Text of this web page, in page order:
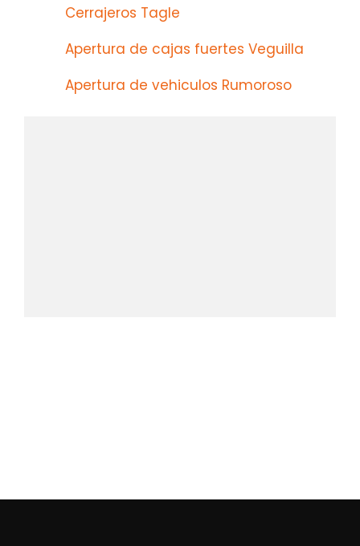
Cerrajeros Tagle
Apertura de cajas fuertes Veguilla
Apertura de vehiculos Rumoroso